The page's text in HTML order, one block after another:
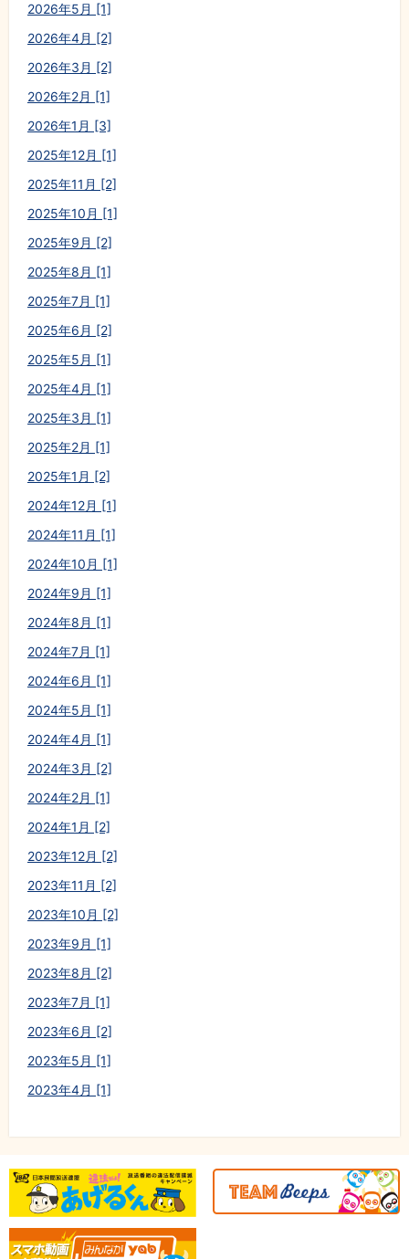
2026年5月 [1]
2026年4月 [2]
2026年3月 [2]
2026年2月 [1]
2026年1月 [3]
2025年12月 [1]
2025年11月 [2]
2025年10月 [1]
2025年9月 [2]
2025年8月 [1]
2025年7月 [1]
2025年6月 [2]
2025年5月 [1]
2025年4月 [1]
2025年3月 [1]
2025年2月 [1]
2025年1月 [2]
2024年12月 [1]
2024年11月 [1]
2024年10月 [1]
2024年9月 [1]
2024年8月 [1]
2024年7月 [1]
2024年6月 [1]
2024年5月 [1]
2024年4月 [1]
2024年3月 [2]
2024年2月 [1]
2024年1月 [2]
2023年12月 [2]
2023年11月 [2]
2023年10月 [2]
2023年9月 [1]
2023年8月 [2]
2023年7月 [1]
2023年6月 [2]
2023年5月 [1]
2023年4月 [1]